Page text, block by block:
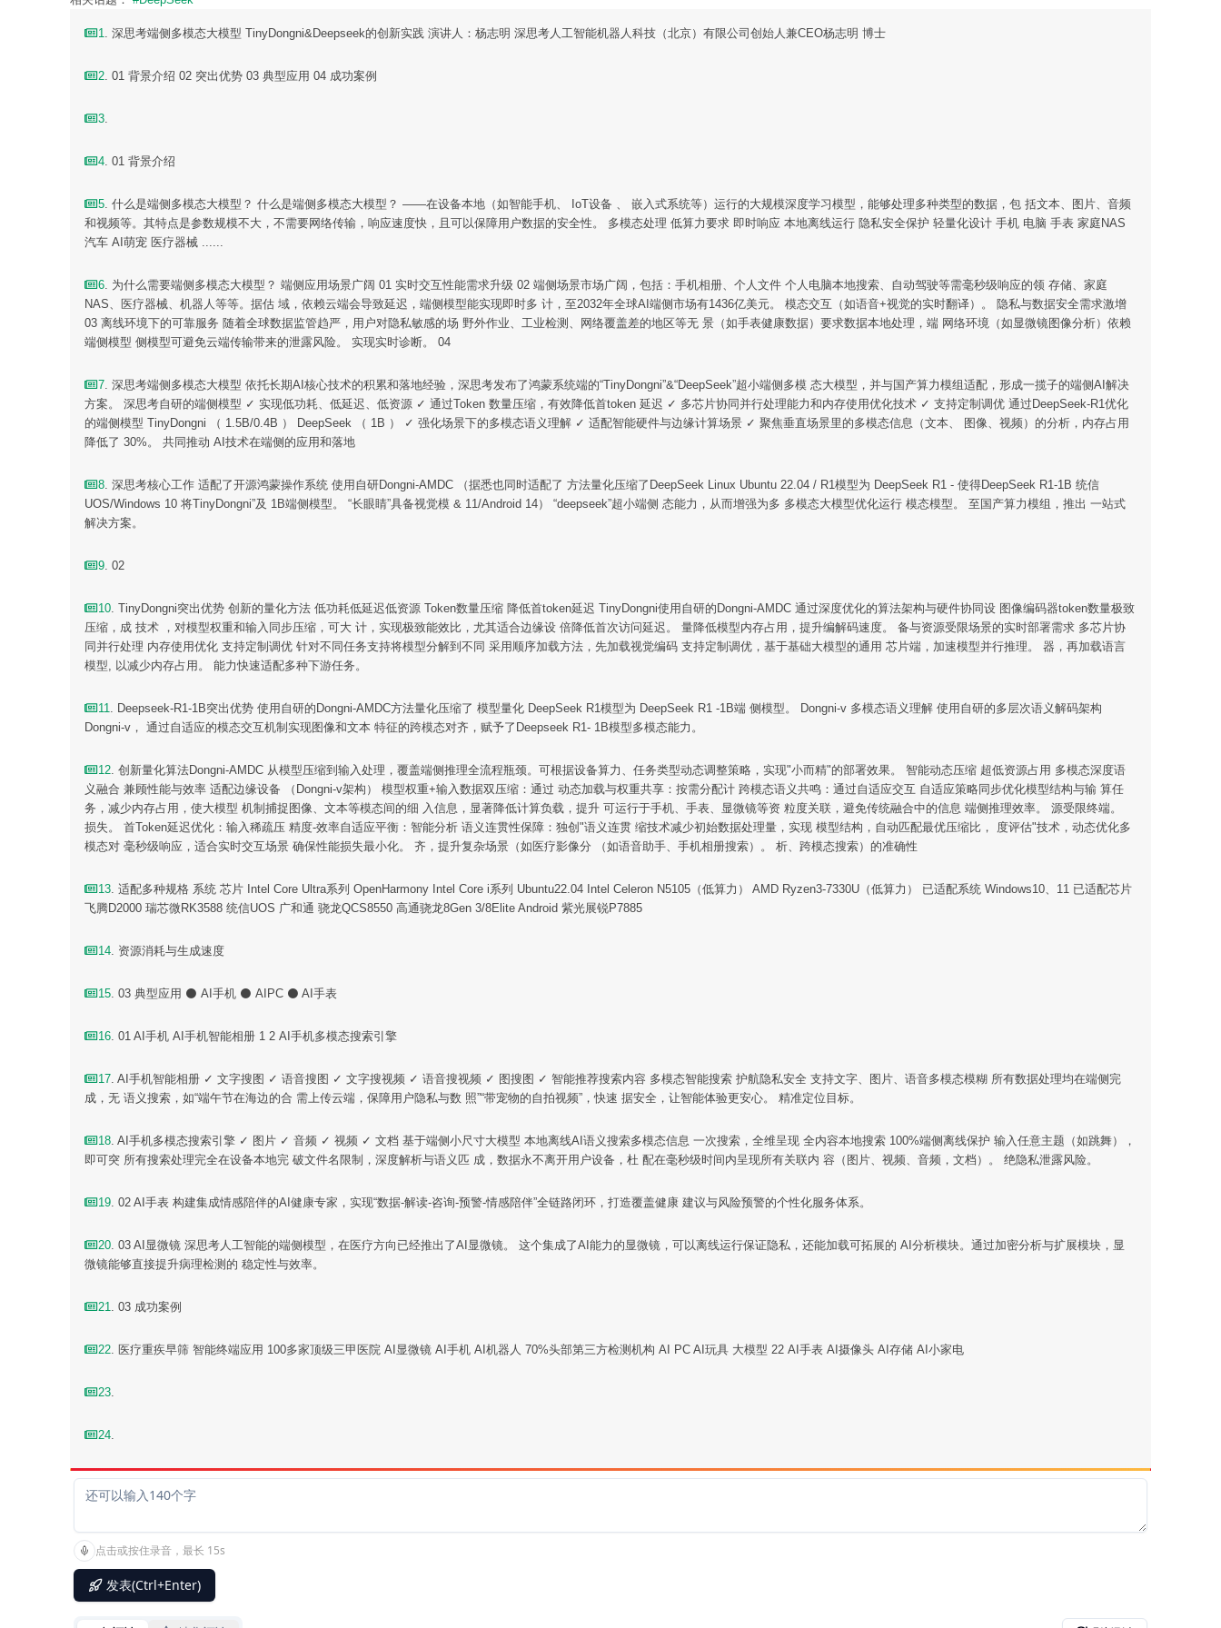
1 . 深思考端侧多模态大模型 TinyDongni&Deepseek的创新实践 演讲人：杨志明 深思考人工智能机器人科技（北京）有限公司创始人兼CEO杨志明 博士
2 . 01 背景介绍 02 突出优势 03 典型应用 04 成功案例
3
4 . 01 背景介绍
5 . 什么是端侧多模态大模型？ 什么是端侧多模态大模型？ ——在设备本地（如智能手机、 IoT设备 、 嵌入式系统等）运行的大规模深度学习模型，能够处理多种类型的数据，包 括文本、图片、音频
和视频等。其特点是参数规模不大，不需要网络传输，响应速度快，且可以保障用户数据的安全性。 多模态处理 低算力要求 即时响应 本地离线运行 隐私安全保护 轻量化设计 手机 电脑 手表 家庭NAS
汽车 AI萌宠 医疗器械 ......
6 . 为什么需要端侧多模态大模型？ 端侧应用场景广阔 01 实时交互性能需求升级 02 端侧场景市场广阔，包括：手机相册、个人文件 个人电脑本地搜索、自动驾驶等需毫秒级响应的领 存储、家庭
NAS、医疗器械、机器人等等。据估 域，依赖云端会导致延迟，端侧模型能实现即时多 计，至2032年全球AI端侧市场有1436亿美元。 模态交互（如语音+视觉的实时翻译）。 隐私与数据安全需求激增
03 离线环境下的可靠服务 随着全球数据监管趋严，用户对隐私敏感的场 野外作业、工业检测、网络覆盖差的地区等无 景（如手表健康数据）要求数据本地处理，端 网络环境（如显微镜图像分析）依赖
端侧模型 侧模型可避免云端传输带来的泄露风险。 实现实时诊断。 04
7 . 深思考端侧多模态大模型 依托长期AI核心技术的积累和落地经验，深思考发布了鸿蒙系统端的“TinyDongni”&“DeepSeek”超小端侧多模 态大模型，并与国产算力模组适配，形成一揽子的端侧AI解决
方案。 深思考自研的端侧模型 ✓ 实现低功耗、低延迟、低资源 ✓ 通过Token 数量压缩，有效降低首token 延迟 ✓ 多芯片协同并行处理能力和内存使用优化技术 ✓ 支持定制调优 通过DeepSeek-R1优化
的端侧模型 TinyDongni （ 1.5B/0.4B ） DeepSeek （ 1B ） ✓ 强化场景下的多模态语义理解 ✓ 适配智能硬件与边缘计算场景 ✓ 聚焦垂直场景里的多模态信息（文本、 图像、视频）的分析，内存占用
降低了 30%。 共同推动 AI技术在端侧的应用和落地
8 . 深思考核心工作 适配了开源鸿蒙操作系统 使用自研Dongni-AMDC （据悉也同时适配了 方法量化压缩了DeepSeek Linux Ubuntu 22.04 / R1模型为 DeepSeek R1 - 使得DeepSeek R1-1B 统信
UOS/Windows 10 将TinyDongni”及 1B端侧模型。 “长眼睛”具备视觉模 & 11/Android 14） “deepseek”超小端侧 态能力，从而增强为多 多模态大模型优化运行 模态模型。 至国产算力模组，推出 一站式
解决方案。
9 . 02
10 . TinyDongni突出优势 创新的量化方法 低功耗低延迟低资源 Token数量压缩 降低首token延迟 TinyDongni使用自研的Dongni-AMDC 通过深度优化的算法架构与硬件协同设 图像编码器token数量极致
压缩，成 技术 ，对模型权重和输入同步压缩，可大 计，实现极致能效比，尤其适合边缘设 倍降低首次访问延迟。 量降低模型内存占用，提升编解码速度。 备与资源受限场景的实时部署需求 多芯片协
同并行处理 内存使用优化 支持定制调优 针对不同任务支持将模型分解到不同 采用顺序加载方法，先加载视觉编码 支持定制调优，基于基础大模型的通用 芯片端，加速模型并行推理。 器，再加载语言
模型, 以减少内存占用。 能力快速适配多种下游任务。
11
. Deepseek-R1-1B突出优势 使用自研的Dongni-AMDC方法量化压缩了 模型量化 DeepSeek R1模型为 DeepSeek R1 -1B端 侧模型。 Dongni-v 多模态语义理解 使用自研的多层次语义解码架构
Dongni-v， 通过自适应的模态交互机制实现图像和文本 特征的跨模态对齐，赋予了Deepseek R1- 1B模型多模态能力。
12 . 创新量化算法Dongni-AMDC 从模型压缩到输入处理，覆盖端侧推理全流程瓶颈。可根据设备算力、任务类型动态调整策略，实现"小而精"的部署效果。 智能动态压缩 超低资源占用 多模态深度语
义融合 兼顾性能与效率 适配边缘设备 （Dongni-v架构） 模型权重+输入数据双压缩：通过 动态加载与权重共享：按需分配计 跨模态语义共鸣：通过自适应交互 自适应策略同步优化模型结构与输 算任
务，减少内存占用，使大模型 机制捕捉图像、文本等模态间的细 入信息，显著降低计算负载，提升 可运行于手机、手表、显微镜等资 粒度关联，避免传统融合中的信息 端侧推理效率。 源受限终端。
损失。 首Token延迟优化：输入稀疏压 精度-效率自适应平衡：智能分析 语义连贯性保障：独创"语义连贯 缩技术减少初始数据处理量，实现 模型结构，自动匹配最优压缩比， 度评估"技术，动态优化多
模态对 毫秒级响应，适合实时交互场景 确保性能损失最小化。 齐，提升复杂场景（如医疗影像分 （如语音助手、手机相册搜索）。 析、跨模态搜索）的准确性
13 . 适配多种规格 系统 芯片 Intel Core Ultra系列 OpenHarmony Intel Core i系列 Ubuntu22.04 Intel Celeron N5105（低算力） AMD Ryzen3-7330U（低算力） 已适配系统 Windows10、11 已适配芯片
飞腾D2000 瑞芯微RK3588 统信UOS 广和通 骁龙QCS8550 高通骁龙8Gen 3/8Elite Android 紫光展锐P7885
14 . 资源消耗与生成速度
15 . 03 典型应用 ⚫ AI手机 ⚫ AIPC ⚫ AI手表
16 . 01 AI手机 AI手机智能相册 1 2 AI手机多模态搜索引擎
17 . AI手机智能相册 ✓ 文字搜图 ✓ 语音搜图 ✓ 文字搜视频 ✓ 语音搜视频 ✓ 图搜图 ✓ 智能推荐搜索内容 多模态智能搜索 护航隐私安全 支持文字、图片、语音多模态模糊 所有数据处理均在端侧完
成，无 语义搜索，如“端午节在海边的合 需上传云端，保障用户隐私与数 照”“带宠物的自拍视频”，快速 据安全，让智能体验更安心。 精准定位目标。
18 . AI手机多模态搜索引擎 ✓ 图片 ✓ 音频 ✓ 视频 ✓ 文档 基于端侧小尺寸大模型 本地离线AI语义搜索多模态信息 一次搜索，全维呈现 全内容本地搜索 100%端侧离线保护 输入任意主题（如跳舞），
即可突 所有搜索处理完全在设备本地完 破文件名限制，深度解析与语义匹 成，数据永不离开用户设备，杜 配在毫秒级时间内呈现所有关联内 容（图片、视频、音频，文档）。 绝隐私泄露风险。
19 . 02 AI手表 构建集成情感陪伴的AI健康专家，实现“数据-解读-咨询-预警-情感陪伴”全链路闭环，打造覆盖健康 建议与风险预警的个性化服务体系。
20 . 03 AI显微镜 深思考人工智能的端侧模型，在医疗方向已经推出了AI显微镜。 这个集成了AI能力的显微镜，可以离线运行保证隐私，还能加载可拓展的 AI分析模块。通过加密分析与扩展模块，显
微镜能够直接提升病理检测的 稳定性与效率。
21 . 03 成功案例
22 . 医疗重疾早筛 智能终端应用 100多家顶级三甲医院 AI显微镜 AI手机 AI机器人 70%头部第三方检测机构 AI PC AI玩具 大模型 22 AI手表 AI摄像头 AI存储 AI小家电
23
24